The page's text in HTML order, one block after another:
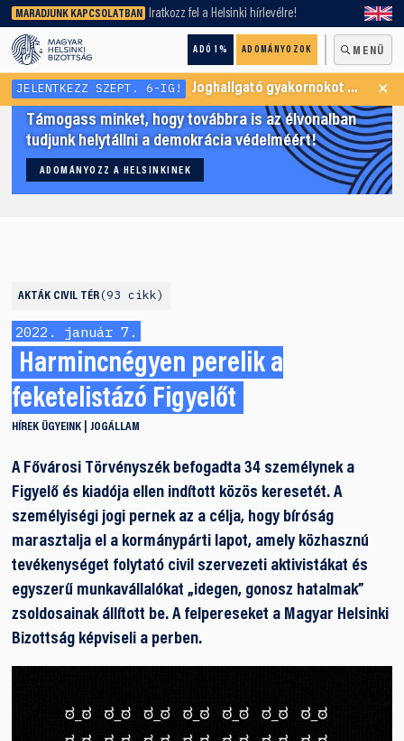
MARADJUNK KAPCSOLATBAN Iratkozz fel a Helsinki hírlevélre!
ADÓ 1% ADOMÁNYOZOK MENÜ
keresőnket!
JELENTKEZZ SZEPT. 6-IG! Joghallgató gyakornokot keresünk Menekültügyi Programunkba ×
Támogass minket, hogy továbbra is az élvonalban
tudjunk helytállni a demokrácia védelméért!
ADOMÁNYOZZ A HELSINKINEK
AKTÁK CIVIL TÉR 93 cikk
2022. január 7.
Harmincnégyen perelik a
feketelistázó Figyelőt
HÍREK ÜGYEINK JOGÁLLAM
A Fővárosi Törvényszék befogadta 34 személynek a
Figyelő és kiadója ellen indított közös keresetét. A
személyiségi jogi pernek az a célja, hogy bíróság
marasztalja el a kormánypárti lapot, amely közhasznú
tevékenységet folytató civil szervezeti aktivistákat és
egyszerű munkavállalókat „idegen, gonosz hatalmak”
zsoldosainak állított be. A felpereseket a Magyar Helsinki
Bizottság képviseli a perben.